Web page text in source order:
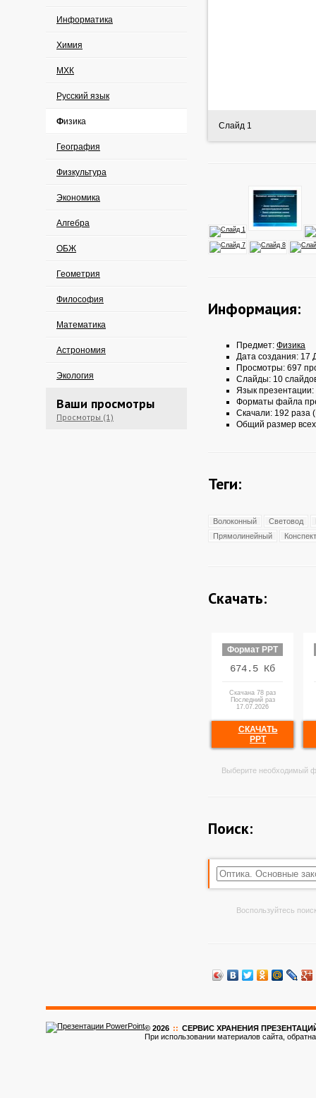
Информатика
Химия
МХК
Русский язык
Физика
География
Физкультура
Экономика
Алгебра
ОБЖ
Геометрия
Философия
Математика
Астрономия
Экология
Ваши просмотры
Просмотры (1)
Слайд 1
Информация:
Предмет: Физика
Дата создания: 17
Просмотры: 697
Слайды: 10
Язык презентации:
Форматы файла
Скачали: 192 раза
Общий размер
Теги:
Волоконный Световод
Прямолинейный
Конспект
Скачать:
Формат PPT
674.5 Кб
Скачана 78 раз
Последний раз
17.07.2026
СКАЧАТЬ
PPT
Выберите необходимый
Поиск:
Воспользуйтесь
© 2026 :: CЕРВИС ХРАНЕНИЯ ПРЕЗЕНТАЦИЙ
При использовании материалов сайта,